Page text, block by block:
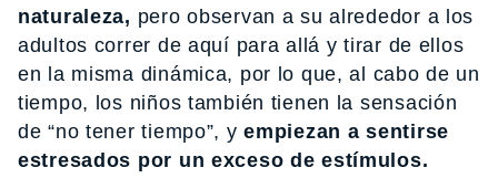
naturaleza, pero observan a su alrededor a los
adultos correr de aquí para allá y tirar de ellos
en la misma dinámica, por lo que, al cabo de un
tiempo, los niños también tienen la sensación
de “no tener tiempo”, yempiezan a sentirse
estresados por un exceso de estímulos.